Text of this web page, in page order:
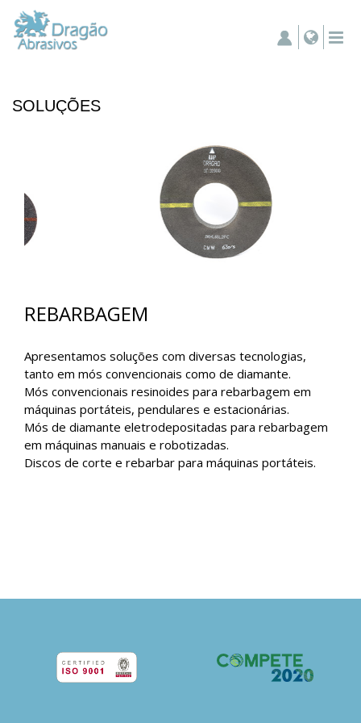
SOLUÇÕES
REBARBAGEM
Apresentamos soluções com diversas tecnologias,
tanto em mós convencionais como de diamante.
Mós convencionais resinoides para rebarbagem em
máquinas portáteis, pendulares e estacionárias.
Mós de diamante eletrodepositadas para rebarbagem
em máquinas manuais e robotizadas.
Discos de corte e rebarbar para máquinas portáteis.